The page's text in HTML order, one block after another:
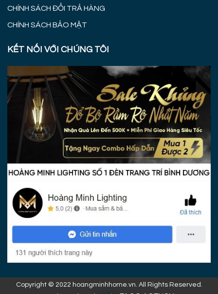
CHÍNH SÁCH ĐỔI TRẢ HÀNG
CHÍNH SÁCH BẢO MẬT
KẾT NỐI VỚI CHÚNG TÔI
Copyright © 2022 hoangminhhome.vn. All Rights Reserved.